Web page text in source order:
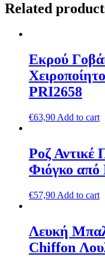
Related
Εκρού
PRI2658
€63,90 Add to cart
Ροζ Αντικέ
Φιόγκο από
€57,90 Add to cart
Λευκή
Chiffon